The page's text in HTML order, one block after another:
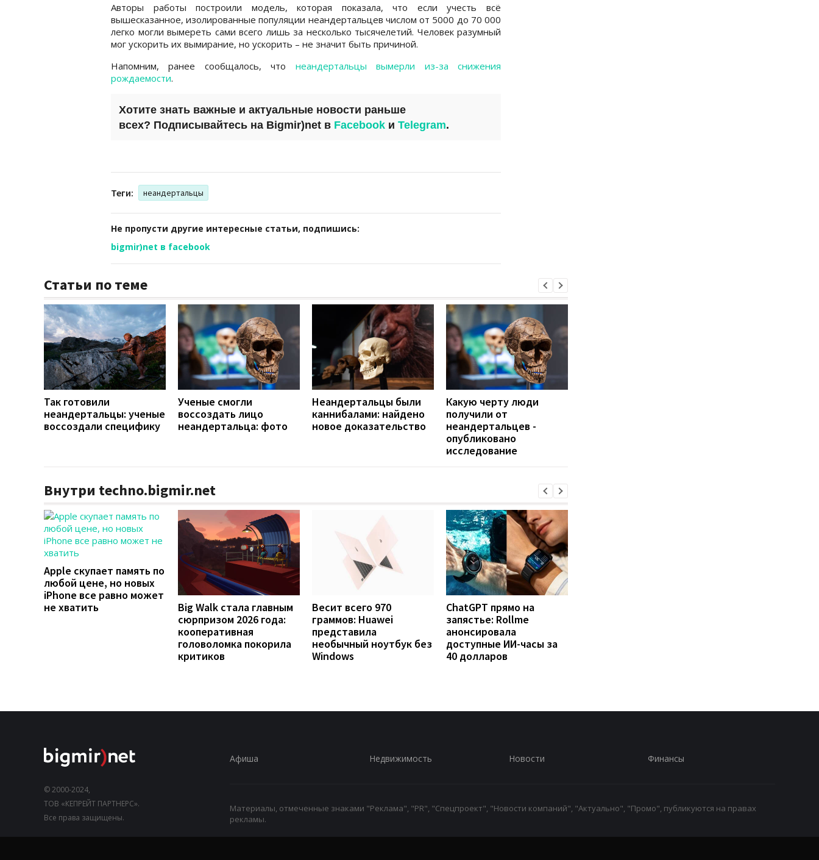
Авторы работы построили модель, которая показала, что если учесть всё
вышесказанное, изолированные популяции неандертальцев числом от 5000 до 70 000
легко могли вымереть сами всего лишь за несколько тысячелетий. Человек разумный
мог ускорить их вымирание, но ускорить – не значит быть причиной.
Напомним, ранее сообщалось, что неандертальцы вымерли из-за снижения
рождаемости.
Хотите знать важные и актуальные новости раньше
всех? Подписывайтесь на Bigmir)net в Facebook и Telegram.
Теги: неандертальцы
Не пропусти другие интересные статьи, подпишись:
bigmir)net в facebook
Статьи по теме
Так готовили
неандертальцы: ученые
воссоздали специфику
Ученые смогли
воссоздать лицо
неандертальца: фото
Неандертальцы были
каннибалами: найдено
новое доказательство
Какую черту люди
получили от
неандертальцев -
опубликовано
исследование
Внутри techno.bigmir.net
Apple скупает память по
любой цене, но новых
iPhone все равно может
не хватить
Big Walk стала главным
сюрпризом 2026 года:
кооперативная
головоломка покорила
критиков
Весит всего 970
граммов: Huawei
представила
необычный ноутбук без
Windows
ChatGPT прямо на
запястье: Rollme
анонсировала
доступные ИИ-часы за
40 долларов
© 2000-2024,
ТОВ «КЕПРЕЙТ ПАРТНЕРС».
Все права защищены.
Афиша Недвижимость Новости Финансы
Материалы, отмеченные знаками "Реклама", "PR", "Спецпроект", "Новости компаний", "Актуально", "Промо", публикуются на правах
рекламы.